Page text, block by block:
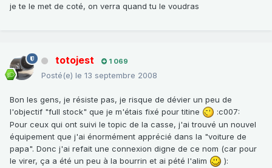
je te le met de coté, on verra quand tu le voudras
totojest 1 069
Posté(e) le 13 septembre 2008
Bon les gens, je résiste pas, je risque de dévier un peu de
l'objectif "full stock" que je m'étais fixé pour titine
:c007:
Pour ceux qui ont suivi le topic de la casse, j'ai trouvé un nouvel
équipement que j'ai énormément apprécié dans la "voiture de
papa". Donc j'ai refait une connexion digne de ce nom (car pour
le virer, ça a été un peu à la bourrin et ai pété l'alim
):